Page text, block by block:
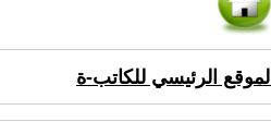
الموقع الرئيسي للكاتب-ة